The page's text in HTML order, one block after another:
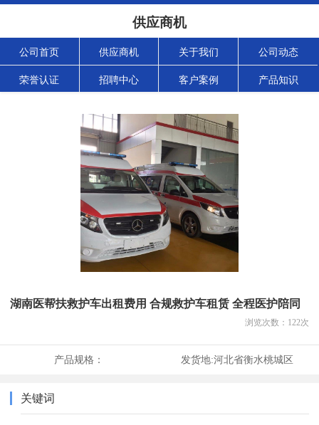
供应商机
公司首页 供应商机 关于我们 公司动态
荣誉认证 招聘中心 客户案例 产品知识
湖南医帮扶救护车出租费用 合规救护车租赁 全程医护陪同
浏览次数： 122次
产品规格： 发货地:河北省衡水桃城区
关键词